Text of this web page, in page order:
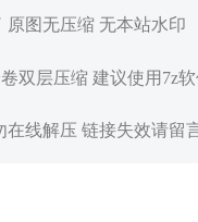
图无压缩 无本站水印
双层压缩 建议使用7z
线解压 链接失效请留